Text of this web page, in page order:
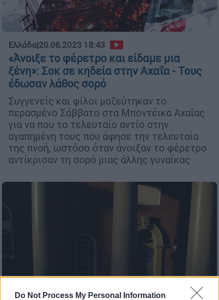
Do Not Process My Personal Information
Ελλάδα|20.06.2023 18:43
«Άνοιξε το φέρετρο και είδαμε μια
ξένη»: Σοκ σε κηδεία στην Αχαΐα - Τους
έδωσαν λάθος σορό
Συγγενείς και φίλοι μαζεύτηκαν το
περασμένο Σάββατο στα Μποντέικα Αχαΐας
για να που το τελευταίο αντίο στην
αγαπημένη τους που άφησε την τελευταία
της πνοή, ωστόσο όταν άνοιξαν το φέρετρο
αντίκρισαν τη σορό μιας άλλης γυναίκας